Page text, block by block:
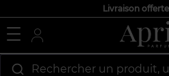
Livraison
Rechercher un produit,